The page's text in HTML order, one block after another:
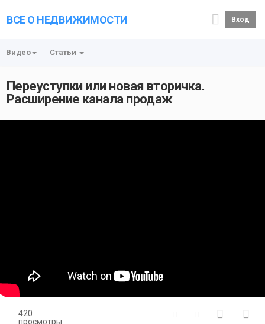
ВСЕ О НЕДВИЖИМОСТИ Вход
Видео Статьи
Переуступки или новая вторичка.
Расширение канала продаж
420
просмотры